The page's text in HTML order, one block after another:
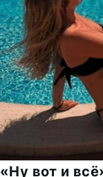
«Ну вот и